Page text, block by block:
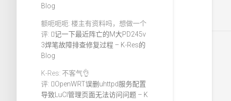
Blog
额呃呃呃: 楼主有资料吗，想做一个
评:
记一下最近阵亡的M大PD245v
3焊笔故障排查修复过程 – K-Res的
Blog
K-Res: 不客气👌
评:
OpenWRT误删uhttpd服务配置
导致LuCI管理页面无法访问问题 – K